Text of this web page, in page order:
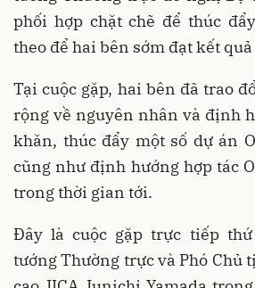
phối hợp chặt chẽ để thúc
theo để hai bên sớm đạt kết
Tại cuộc gặp, hai bên đã trao
rộng về nguyên nhân và định
khăn, thúc đẩy một số dự án
cũng như định hướng hợp tác
trong thời gian tới.
Đây là cuộc gặp trực tiếp
tướng Thường trực và Phó Chủ